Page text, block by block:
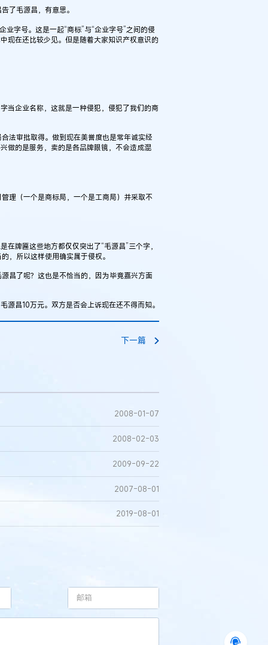
毛源昌，有意思。
字号。这是一起“商标”与“企业字号”之间的侵
现在还比较少见。但是随着大家知识产权意识的
企业名称，这就是一种侵犯，侵犯了我们的商
审批取得。做到现在美誉度也是常年诚实经
做的是服务，卖的是各品牌眼镜，不会造成混
（一个是商标局，一个是工商局）并采取不
牌匾这些地方都仅仅突出了“毛源昌”三个字，
，所以这样使用确实属于侵权。
了呢？这也是不恰当的，因为毕竟嘉兴方面
昌10万元。双方是否会上诉现在还不得而知。
下一篇
2008-01-07
2008-02-03
2009-09-22
2007-08-01
2019-08-01